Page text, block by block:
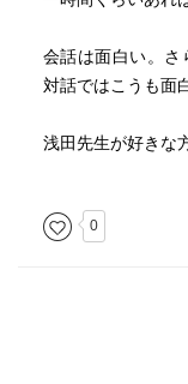
会話は面白い。さ
対話ではこうも面
浅田先生が好きな
0